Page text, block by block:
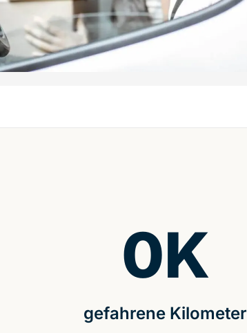
gefahrene Kilometer
0K